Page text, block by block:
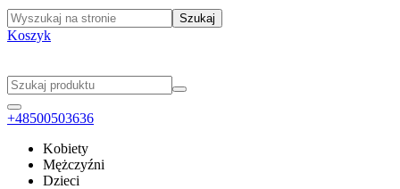
Koszyk
+48500503636
Kobiety
Mężczyźni
Dzieci